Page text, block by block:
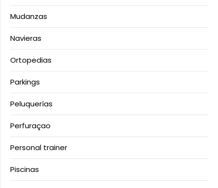
Mudanzas
Navieras
Ortopedias
Parkings
Peluquerías
Perfuraçao
Personal trainer
Piscinas